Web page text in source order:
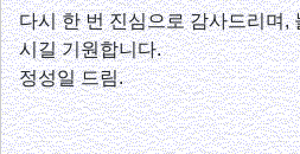
다시 한 번 진심으로 감사드리며,
시길 기원합니다.
정성일 드림.